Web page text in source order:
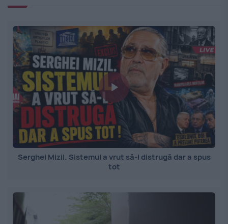
Serghei Mizil. Sistemul a vrut să-l distrugă dar a spus
tot